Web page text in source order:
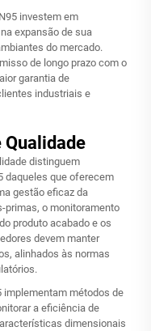
investem em
expansão de sua
do mercado.
de longo prazo com o
garantia de
industriais e
Qualidade
distinguem
daqueles que oferecem
gestão eficaz da
primas, o monitoramento
produto acabado e os
devem manter
alinhados às normas
implementam métodos de
a eficiência de
dimensionais